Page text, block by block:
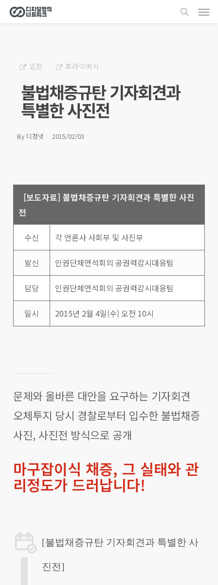
Skip
to
search
입장 프라이버시
불법채증규탄 기자회견과
특별한 사진전
By 디정넷 2015/02/03
[보도자료] 불법채증규탄 기자회견과 특별한 사진
전
수신 각 언론사 사회부 및 사진부
발신 인권단체연석회의 공권력감시대응팀
담당 인권단체연석회의 공권력감시대응팀
일시 2015년 2월 4일(수) 오전 10시
문제와 올바른 대안을 요구하는 기자회견
오체투지 당시 경찰로부터 입수한 불법채증
사진, 사진전 방식으로 공개
마구잡이식 채증, 그 실태와 관
리정도가 드러납니다!
[불법채증규탄 기자회견과 특별한 사
진전]